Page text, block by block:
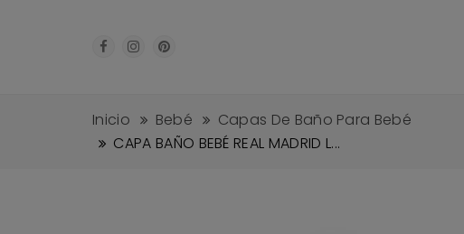
Inicio Bebé
Capas De Baño Para Bebé
CAPA BAÑO BEBÉ REAL MADRID L...